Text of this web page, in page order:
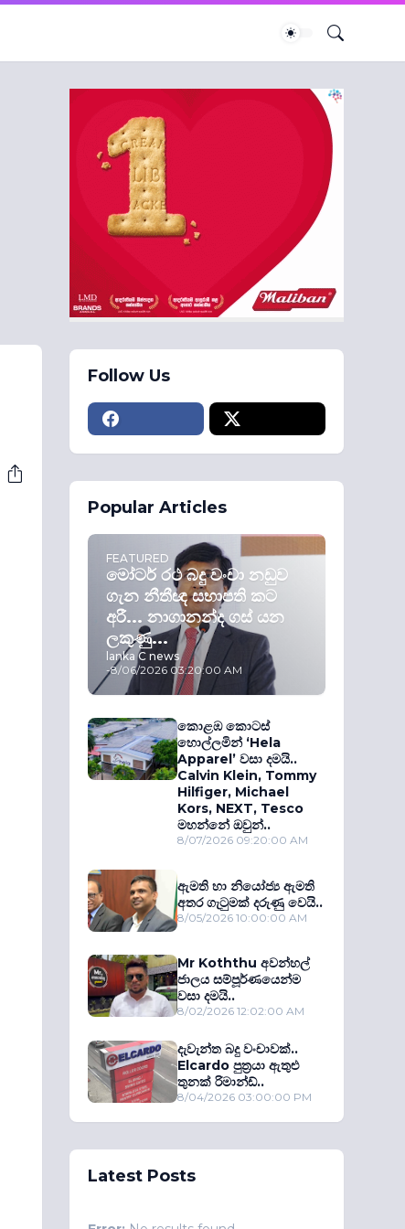
Follow Us
Popular Articles
FEATURED
මෝටර් රථ බදු වංචා නඩුව
ගැන නීතීඥ සභාපති කට
අරී... නාගානන්ද ගස් යන
ලකුණු...
lanka C news
-8/06/2026 03:20:00 AM
කොළඹ කොටස්
හොල්ලමින් ‘Hela
Apparel’ වසා දමයි..
Calvin Klein, Tommy
Hilfiger, Michael
Kors, NEXT, Tesco
මහන්නේ ඔවුන්..
8/07/2026 09:20:00 AM
ඇමති හා නියෝජ්‍ය ඇමති
අතර ගැටුමක් දරුණු වෙයි..
8/05/2026 10:00:00 AM
Mr Koththu අවන්හල්
ජාලය සම්පූර්ණයෙන්ම
වසා දමයි..
8/02/2026 12:02:00 AM
දැවැන්ත බදු වංචාවක්..
Elcardo පුත‍්‍රයා ඇතුළු
තුනක් රිමාන්ඩ්..
8/04/2026 03:00:00 PM
Latest Posts